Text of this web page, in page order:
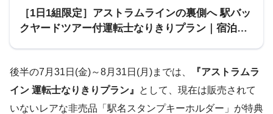
［1日1組限定］アストラムラインの裏側へ 駅バッ
クヤードツアー付運転士なりきりプラン｜宿泊｜
後半の7月31日(金)～8月31日(月)までは、
『アストラムラ
イン 運転士なりきりプラン』
として、現在は販売されて
いないレアな非売品「駅名スタンプキーホルダー」が特典